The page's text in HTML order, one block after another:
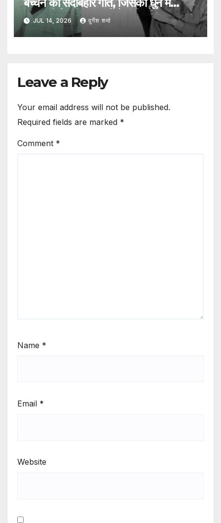
झलकती है रवींद्रनाथ टैगोर की प्रेरणा
JUL 14, 2026 दुर्गेश शर्मा
Leave a Reply
Your email address will not be published.
Required fields are marked *
Comment *
Name *
Email *
Website